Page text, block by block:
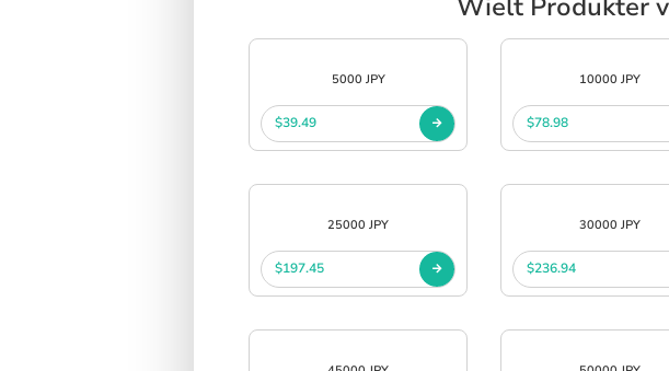
5000 JPY
$39.49
10000 JPY
$78.98
25000 JPY
$197.45
30000 JPY
$236.94